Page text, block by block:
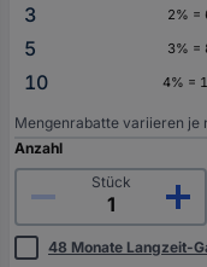
3
2% =
5
3% =
10
4% =
Mengenrabatte variieren je
Anzahl
Stück
48 Monate Langzeit-